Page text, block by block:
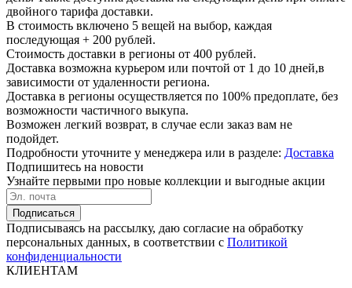
двойного тарифа доставки.
В стоимость включено 5 вещей на выбор, каждая
последующая + 200 рублей.
Стоимость доставки в регионы от 400 рублей.
Доставка возможна курьером или почтой от 1 до 10 дней,в
зависимости от удаленности региона.
Доставка в регионы осуществляется по 100% предоплате, без
возможности частичного выкупа.
Возможен легкий возврат, в случае если заказ вам не
подойдет.
Подробности уточните у менеджера или в разделе: Доставка
Подпишитесь на новости
Узнайте первыми про новые коллекции и выгодные акции
Подписаться
Подписываясь на рассылку, даю согласие на обработку
персональных данных, в соответствии с Политикой
конфиденциальности
КЛИЕНТАМ